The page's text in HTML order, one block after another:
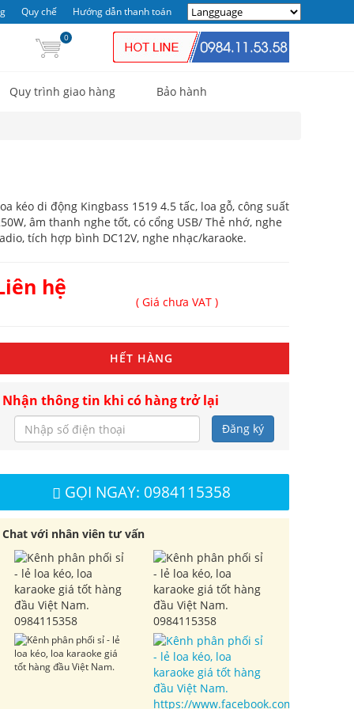
Quy chế Hướng dẫn thanh toán
0
Quy trình giao hàng Bảo hành
kéo di động Kingbass 1519 4.5 tấc, loa gỗ, công suất
âm thanh nghe tốt, có cổng USB/ Thẻ nhớ, nghe
tích hợp bình DC12V, nghe nhạc/karaoke.
hệ
( Giá chưa VAT )
HẾT HÀNG
Nhận thông tin khi có hàng trở lại
Đăng ký
GỌI NGAY: 0984115358
Chat với nhân viên tư vấn
0984115358 0984115358
https://www.facebook.com/